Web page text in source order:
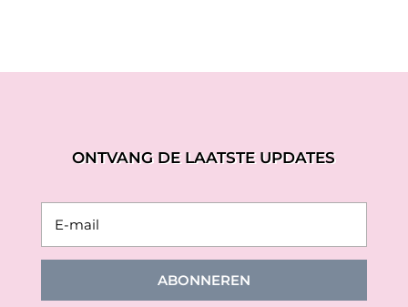
ONTVANG DE LAATSTE UPDATES
ABONNEREN